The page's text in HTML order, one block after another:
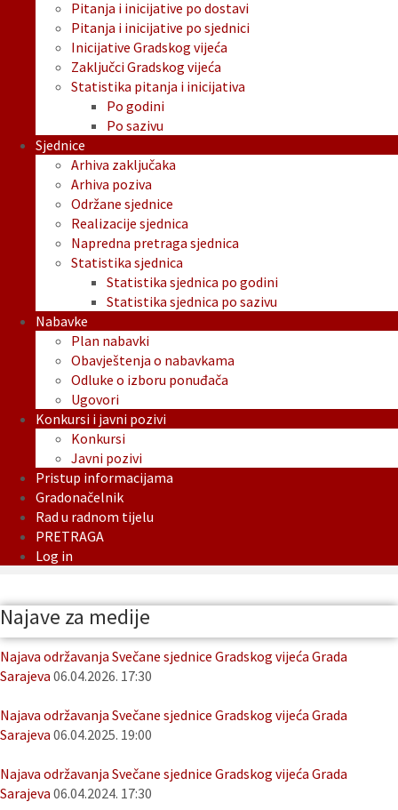
Pitanja i inicijative po dostavi
Pitanja i inicijative po sjednici
Inicijative Gradskog vijeća
Zaključci Gradskog vijeća
Statistika pitanja i inicijativa
Po godini
Po sazivu
Sjednice
Arhiva zaključaka
Arhiva poziva
Održane sjednice
Realizacije sjednica
Napredna pretraga sjednica
Statistika sjednica
Statistika sjednica po godini
Statistika sjednica po sazivu
Nabavke
Plan nabavki
Obavještenja o nabavkama
Odluke o izboru ponuđača
Ugovori
Konkursi i javni pozivi
Konkursi
Javni pozivi
Pristup informacijama
Gradonačelnik
Rad u radnom tijelu
PRETRAGA
Log in
Najave za medije
Najava održavanja Svečane sjednice Gradskog vijeća Grada
Sarajeva 06.04.2026. 17:30
Najava održavanja Svečane sjednice Gradskog vijeća Grada
Sarajeva 06.04.2025. 19:00
Najava održavanja Svečane sjednice Gradskog vijeća Grada
Sarajeva 06.04.2024. 17:30